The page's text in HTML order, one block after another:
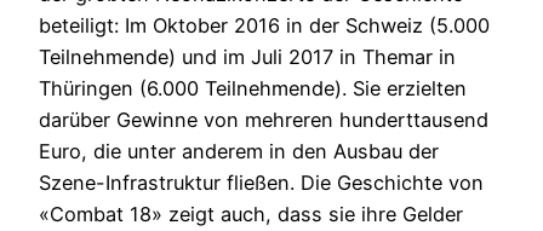
beteiligt: Im Oktober 2016 in der Schweiz (5.000
Teilnehmende) und im Juli 2017 in Themar in
Thüringen (6.000 Teilnehmende). Sie erzielten
darüber Gewinne von mehreren hunderttausend
Euro, die unter anderem in den Ausbau der
Szene-Infrastruktur fließen. Die Geschichte von
«Combat 18» zeigt auch, dass sie ihre Gelder